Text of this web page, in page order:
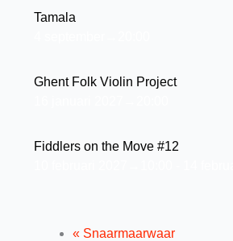
Tamala
Ghent Folk Violin Project
Fiddlers on the Move #12
« Snaarmaarwaar